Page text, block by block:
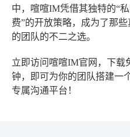
中，喧喧IM凭借其独特的“
费”的开放策略，成为了那
的团队的不二之选。
立即访问喧喧IM官网，下载
钟，即可为你的团队搭建一
专属沟通平台！